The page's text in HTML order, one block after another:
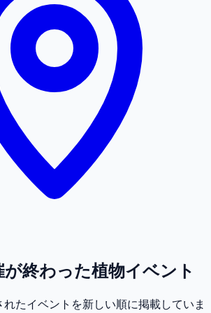
終わった植物イベント
たイベントを新しい順に掲載していま